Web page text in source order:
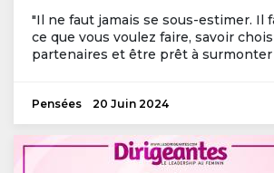
"Il ne faut jamais se sous-estimer. Il
ce que vous voulez faire, savoir
partenaires et être prêt à surmonter
Pensées 20 Juin 2024